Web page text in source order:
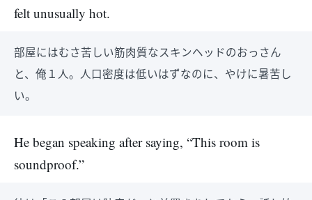
felt unusually hot.
部屋にはむさ苦しい筋肉質なスキンヘッドのおっさん
と、俺１人。人口密度は低いはずなのに、やけに暑苦し
い。
He began speaking after saying, “This room is
soundproof.”